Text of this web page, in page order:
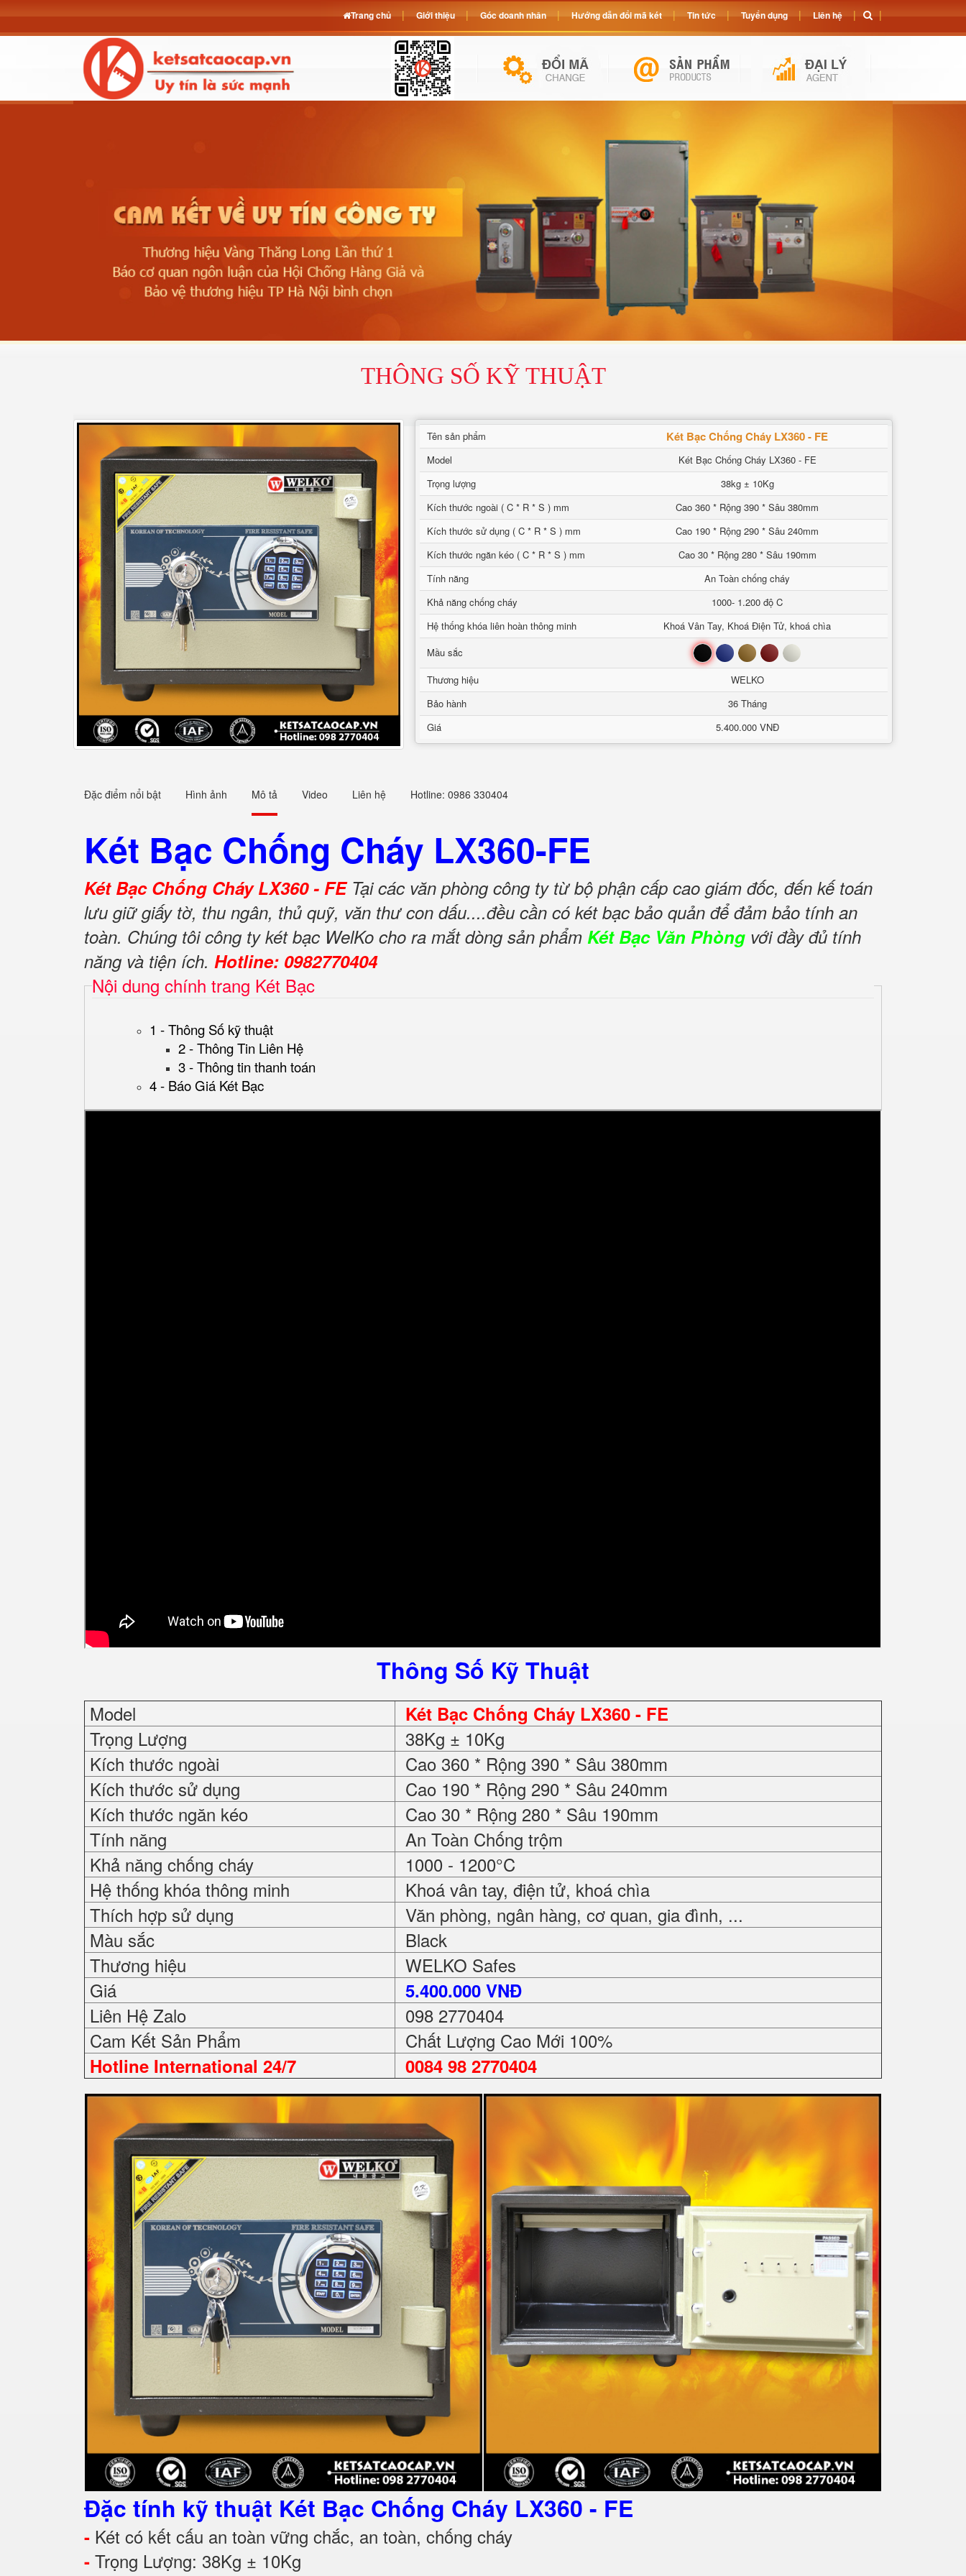
THÔNG SỐ KỸ THUẬT
Tên sản phẩm Két Bạc Chống Cháy LX360 - FE
Model
Két Bạc Chống Cháy LX360 - FE
Trọng lượng
38kg ± 10Kg
Kích thước ngoài ( C * R * S ) mm
Cao 360 * Rộng 390 * Sâu 380mm
Kích thước sử dụng ( C * R * S ) mm
Cao 190 * Rộng 290 * Sâu 240mm
Kích thước ngăn kéo ( C * R * S ) mm
Cao 30 * Rộng 280 * Sâu 190mm
Tính năng
An Toàn chống cháy
Khả năng chống cháy
1000- 1.200 độ C
Hệ thống khóa liên hoàn thông minh
Khoá Vân Tay, Khoá Điện Tử, khoá chìa
Mầu sắc
Đen Xanh Nâu Đỏ Trắng
Thương hiệu
WELKO
Bảo hành
36 Tháng
Giá
5.400.000 VNĐ
Đặc điểm nổi bật Hình ảnh Mô tả Video Liên hệ Hotline: 0986 330404
Két Bạc Chống Cháy LX360-FE
Két Bạc Chống Cháy LX360 - FE Tại các văn phòng công ty từ bộ phận cấp cao giám đốc, đến kế toán
lưu giữ giấy tờ, thu ngân, thủ quỹ, văn thư con dấu....đều cần có két bạc bảo quản để đảm bảo tính an
toàn. Chúng tôi công ty két bạc WelKo cho ra mắt dòng sản phẩm Két Bạc Văn Phòng với đầy đủ tính
năng và tiện ích. Hotline: 0982770404
Nội dung chính trang Két Bạc
1 - Thông Số kỹ thuật
2 - Thông Tin Liên Hệ
3 - Thông tin thanh toán
4 - Báo Giá Két Bạc
Thông Số Kỹ Thuật
Model Két Bạc Chống Cháy LX360 - FE
Trọng Lượng
38Kg ± 10Kg
Kích thước ngoài
Cao 360 * Rộng 390 * Sâu 380mm
Kích thước sử dụng
Cao 190 * Rộng 290 * Sâu 240mm
Kích thước ngăn kéo
Cao 30 * Rộng 280 * Sâu 190mm
Tính năng
An Toàn Chống trộm
Khả năng chống cháy
1000 - 1200°C
Hệ thống khóa thông minh
Khoá vân tay, điện tử, khoá chìa
Thích hợp sử dụng
Văn phòng, ngân hàng, cơ quan, gia đình, ...
Màu sắc
Black
Thương hiệu
WELKO Safes
Giá
5.400.000 VNĐ
Liên Hệ Zalo
098 2770404
Cam Kết Sản Phẩm
Chất Lượng Cao Mới 100%
Hotline International 24/7 0084 98 2770404
Đặc tính kỹ thuật Két Bạc Chống Cháy LX360 - FE
- Két có kết cấu an toàn vững chắc, an toàn, chống cháy
- Trọng Lượng: 38Kg ± 10Kg
Trang chủ Giới thiệu Góc doanh nhân Hướng dẫn đổi mã két Tin tức Tuyển dụng Liên hệ